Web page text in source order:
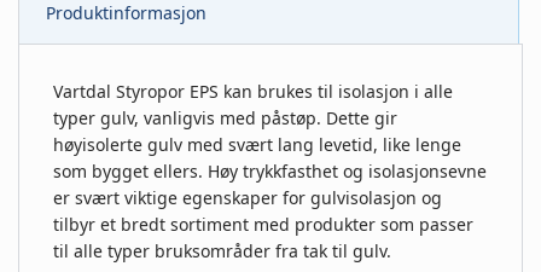
Produktinformasjon
Vartdal Styropor EPS kan brukes til isolasjon i alle
typer gulv, vanligvis med påstøp. Dette gir
høyisolerte gulv med svært lang levetid, like lenge
som bygget ellers. Høy trykkfasthet og isolasjonsevne
er svært viktige egenskaper for gulvisolasjon og
tilbyr et bredt sortiment med produkter som passer
til alle typer bruksområder fra tak til gulv.